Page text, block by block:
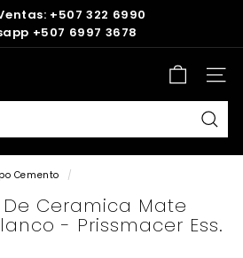
diapositivas
pausa
+507 322 6990
+507 6997 3678
Cemento /
Ceramica Mate
- Prissmacer Ess.